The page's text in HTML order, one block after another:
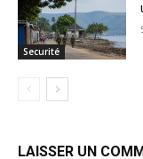
Securité
LAISSER UN